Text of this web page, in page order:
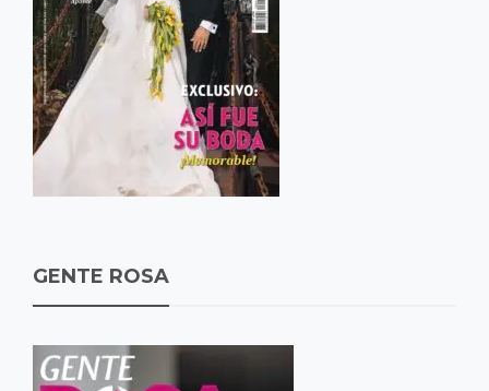
GENTE ROSA